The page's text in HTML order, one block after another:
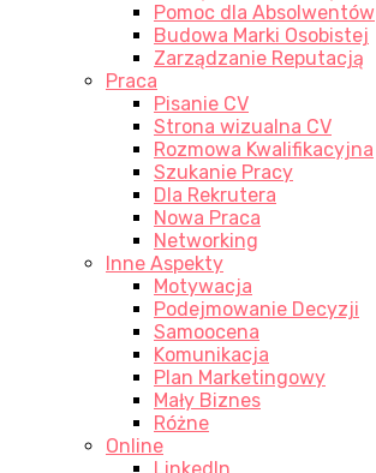
Pomoc dla Absolwentów
Budowa Marki Osobistej
Zarządzanie Reputacją
Praca
Pisanie CV
Strona wizualna CV
Rozmowa Kwalifikacyjna
Szukanie Pracy
Dla Rekrutera
Nowa Praca
Networking
Inne Aspekty
Motywacja
Podejmowanie Decyzji
Samoocena
Komunikacja
Plan Marketingowy
Mały Biznes
Różne
Online